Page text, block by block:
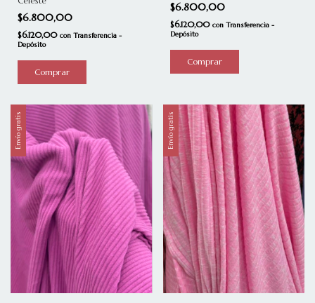
$6.800,00
$6.120,00 con Transferencia -
Depósito
$6.800,00
$6.120,00 con Transferencia -
Depósito
Envío gratis Envío gratis